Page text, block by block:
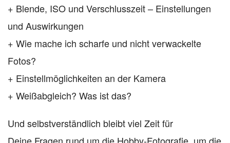
+ Blende, ISO und Verschlusszeit – Einstellungen
und Auswirkungen
+ Wie mache ich scharfe und nicht verwackelte
Fotos?
+ Einstellmöglichkeiten an der Kamera
+ Weißabgleich? Was ist das?
Und selbstverständlich bleibt viel Zeit für
Deine Fragen rund um die Hobby-Fotografie, um die